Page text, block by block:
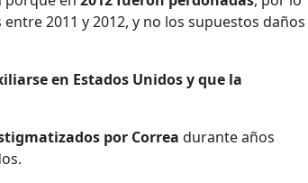
2011 y 2012, y no los supuestos daños
en Estados Unidos y que la
por Correa durante años